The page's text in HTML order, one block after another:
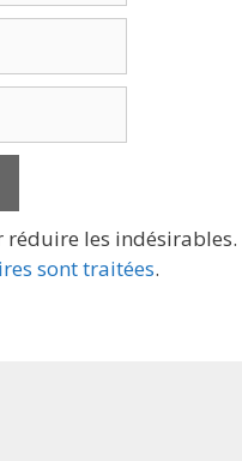
réduire les indésirables.
sont traitées.